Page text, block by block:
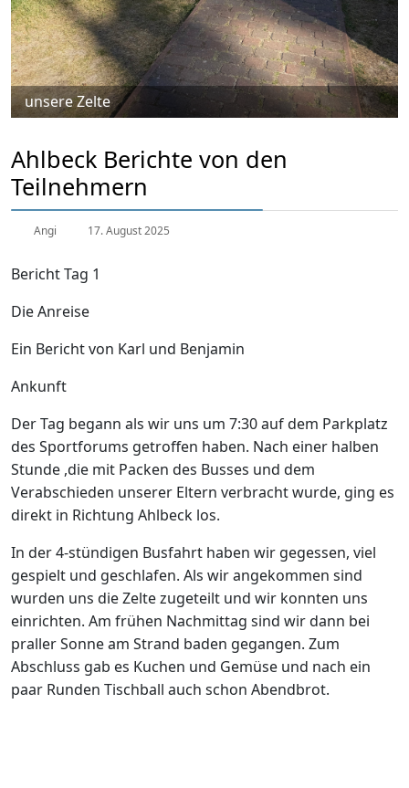
unsere Zelte
Ahlbeck Berichte von den
Teilnehmern
Angi 17. August 2025
Bericht Tag 1
Die Anreise
Ein Bericht von Karl und Benjamin
Ankunft
Der Tag begann als wir uns um 7:30 auf dem Parkplatz
des Sportforums getroffen haben. Nach einer halben
Stunde ,die mit Packen des Busses und dem
Verabschieden unserer Eltern verbracht wurde, ging es
direkt in Richtung Ahlbeck los.
In der 4-stündigen Busfahrt haben wir gegessen, viel
gespielt und geschlafen. Als wir angekommen sind
wurden uns die Zelte zugeteilt und wir konnten uns
einrichten. Am frühen Nachmittag sind wir dann bei
praller Sonne am Strand baden gegangen. Zum
Abschluss gab es Kuchen und Gemüse und nach ein
paar Runden Tischball auch schon Abendbrot.